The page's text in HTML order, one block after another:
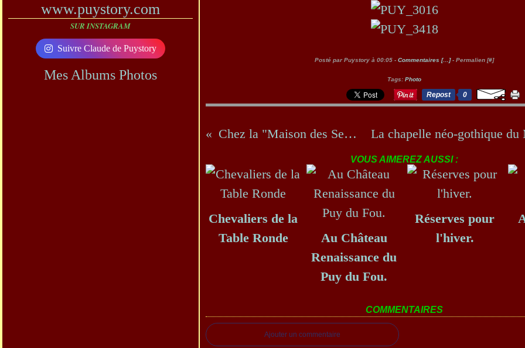
www.puystory.com
SUR INSTAGRAM
Suivre Claude de Puystory
Mes Albums Photos
Posté par Puystory à 00:05 - Commentaires [… ]- Permalien [#]
Tags: Photo
Repost 0
Chez la "Maison des Senteurs"
VOUS AIMEREZ AUSSI :
Chevaliers de la
Table Ronde
Au Château
Renaissance du
Puy du Fou.
Réserves pour
l'hiver.
COMMENTAIRES
Ajouter un commentaire